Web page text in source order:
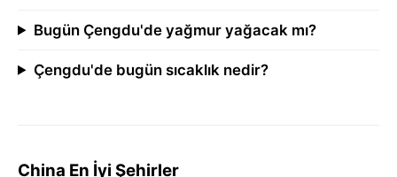
Bugün Çengdu'de yağmur yağacak mı?
Çengdu'de bugün sıcaklık nedir?
China En İyi Şehirler